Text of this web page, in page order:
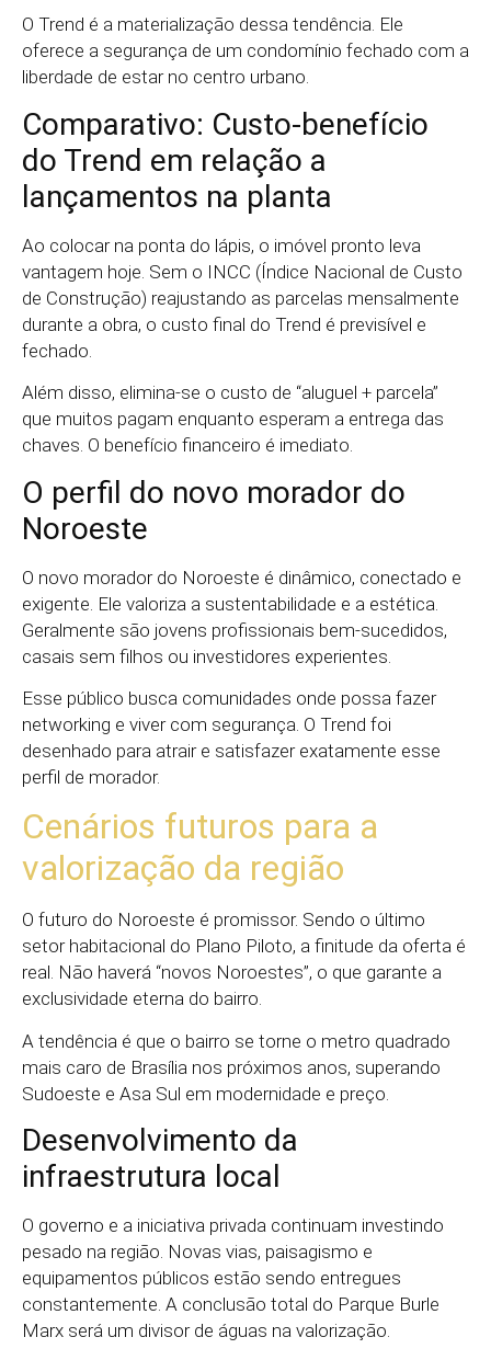
O Trend é a materialização dessa tendência. Ele
oferece a segurança de um condomínio fechado com a
liberdade de estar no centro urbano.
Comparativo: Custo-benefício
do Trend em relação a
lançamentos na planta
Ao colocar na ponta do lápis, o imóvel pronto leva
vantagem hoje. Sem o INCC (Índice Nacional de Custo
de Construção) reajustando as parcelas mensalmente
durante a obra, o custo final do Trend é previsível e
fechado.
Além disso, elimina-se o custo de “aluguel + parcela”
que muitos pagam enquanto esperam a entrega das
chaves. O benefício financeiro é imediato.
O perfil do novo morador do
Noroeste
O novo morador do Noroeste é dinâmico, conectado e
exigente. Ele valoriza a sustentabilidade e a estética.
Geralmente são jovens profissionais bem-sucedidos,
casais sem filhos ou investidores experientes.
Esse público busca comunidades onde possa fazer
networking e viver com segurança. O Trend foi
desenhado para atrair e satisfazer exatamente esse
perfil de morador.
Cenários futuros para a
valorização da região
O futuro do Noroeste é promissor. Sendo o último
setor habitacional do Plano Piloto, a finitude da oferta é
real. Não haverá “novos Noroestes”, o que garante a
exclusividade eterna do bairro.
A tendência é que o bairro se torne o metro quadrado
mais caro de Brasília nos próximos anos, superando
Sudoeste e Asa Sul em modernidade e preço.
Desenvolvimento da
infraestrutura local
O governo e a iniciativa privada continuam investindo
pesado na região. Novas vias, paisagismo e
equipamentos públicos estão sendo entregues
constantemente. A conclusão total do Parque Burle
Marx será um divisor de águas na valorização.